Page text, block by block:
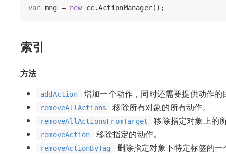
var mng = new
索引
方法
addAction 增加一个动作，同时还需要提供动作
removeAllActions 移除所有对象的所有动作。
removeAllActionsFromTarget 移除指定对象上的
removeAction 移除指定的动作。
removeActionByTag 删除指定对象下特定标签的